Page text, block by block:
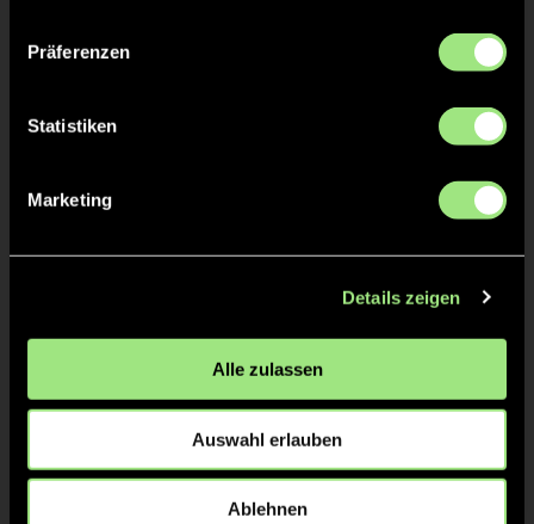
Präferenzen
Statistiken
Marketing
Details zeigen
Alle zulassen
Auswahl erlauben
Ablehnen
TW = Torwart & ETW = Ersatztorwart, K = Kapitän
Tore & Karten
3/4